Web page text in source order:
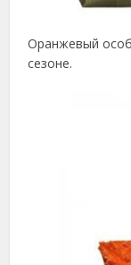
Оранжевый
сезоне.